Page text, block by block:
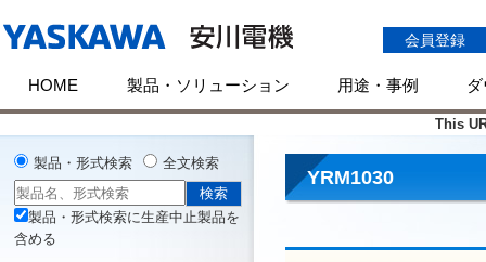
会員登録
HOME 製品・ソリューション 用途・事例
This
YRM1030
製品・形式検索 全文検索
製品・形式検索に生産中止製品を
含める